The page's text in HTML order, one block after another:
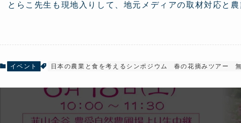
とらこ先生も現地入りして、地元メディアの取材対応と
イベント 日本の農業と食を考えるシンポジウム 春の花摘みツアー